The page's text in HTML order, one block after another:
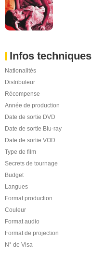
Infos techniques
Nationalités
Distributeur
Récompense
Année de production
Date de sortie DVD
Date de sortie Blu-ray
Date de sortie VOD
Type de film
Secrets de tournage
Budget
Langues
Format production
Couleur
Format audio
Format de projection
N° de Visa